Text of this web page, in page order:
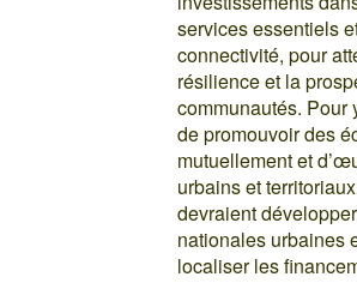
services essentiels
connectivité, pour
résilience et la
communautés. Pour
de promouvoir des
mutuellement et
urbains et
devraient
nationales urbaines
localiser les